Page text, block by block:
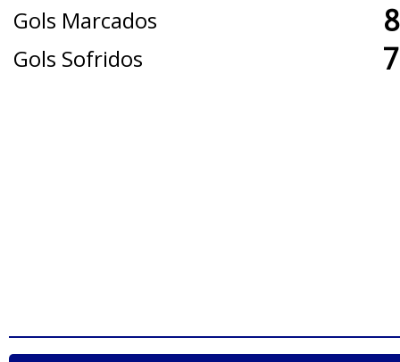
Gols Marcados
Gols Sofridos